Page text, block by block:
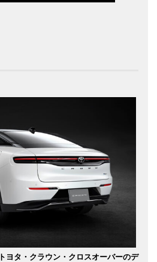
ヨタ・クラウン・クロスオーバーのデ